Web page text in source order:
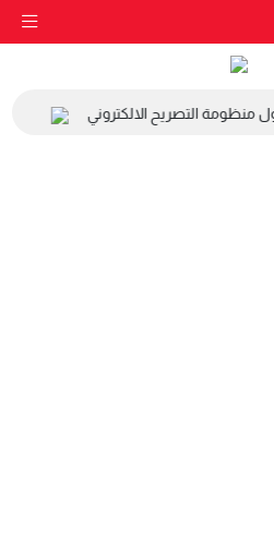
التصريح الالكتروني